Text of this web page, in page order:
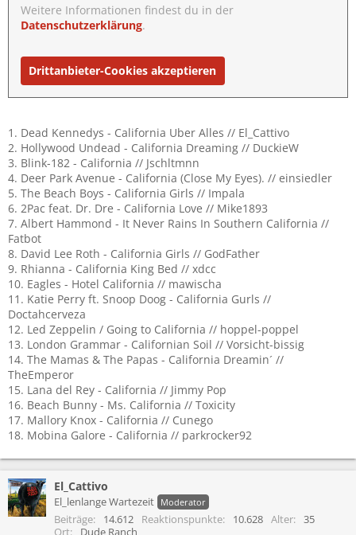
Weitere Informationen findest du in der
Datenschutzerklärung.
Drittanbieter-Cookies akzeptieren
1. Dead Kennedys - California Uber Alles // El_Cattivo
2. Hollywood Undead - California Dreaming // DuckieW
3. Blink-182 - California // Jschltmnn
4. Deer Park Avenue - California (Close My Eyes). // einsiedler
5. The Beach Boys - California Girls // Impala
6. 2Pac feat. Dr. Dre - California Love // Mike1893
7. Albert Hammond - It Never Rains In Southern California //
Fatbot
8. David Lee Roth - California Girls // GodFather
9. Rhianna - California King Bed // xdcc
10. Eagles - Hotel California // mawischa
11. Katie Perry ft. Snoop Doog - California Gurls //
Doctahcerveza
12. Led Zeppelin / Going to California // hoppel-poppel
13. London Grammar - Californian Soil // Vorsicht-bissig
14. The Mamas & The Papas - California Dreamin´ //
TheEmperor
15. Lana del Rey - California // Jimmy Pop
16. Beach Bunny - Ms. California // Toxicity
17. Mallory Knox - California // Cunego
18. Mobina Galore - California // parkrocker92
El_Cattivo
El_lenlange Wartezeit Moderator
Beiträge 14.612 Reaktionspunkte 10.628 Alter
35
Ort
Dude Ranch